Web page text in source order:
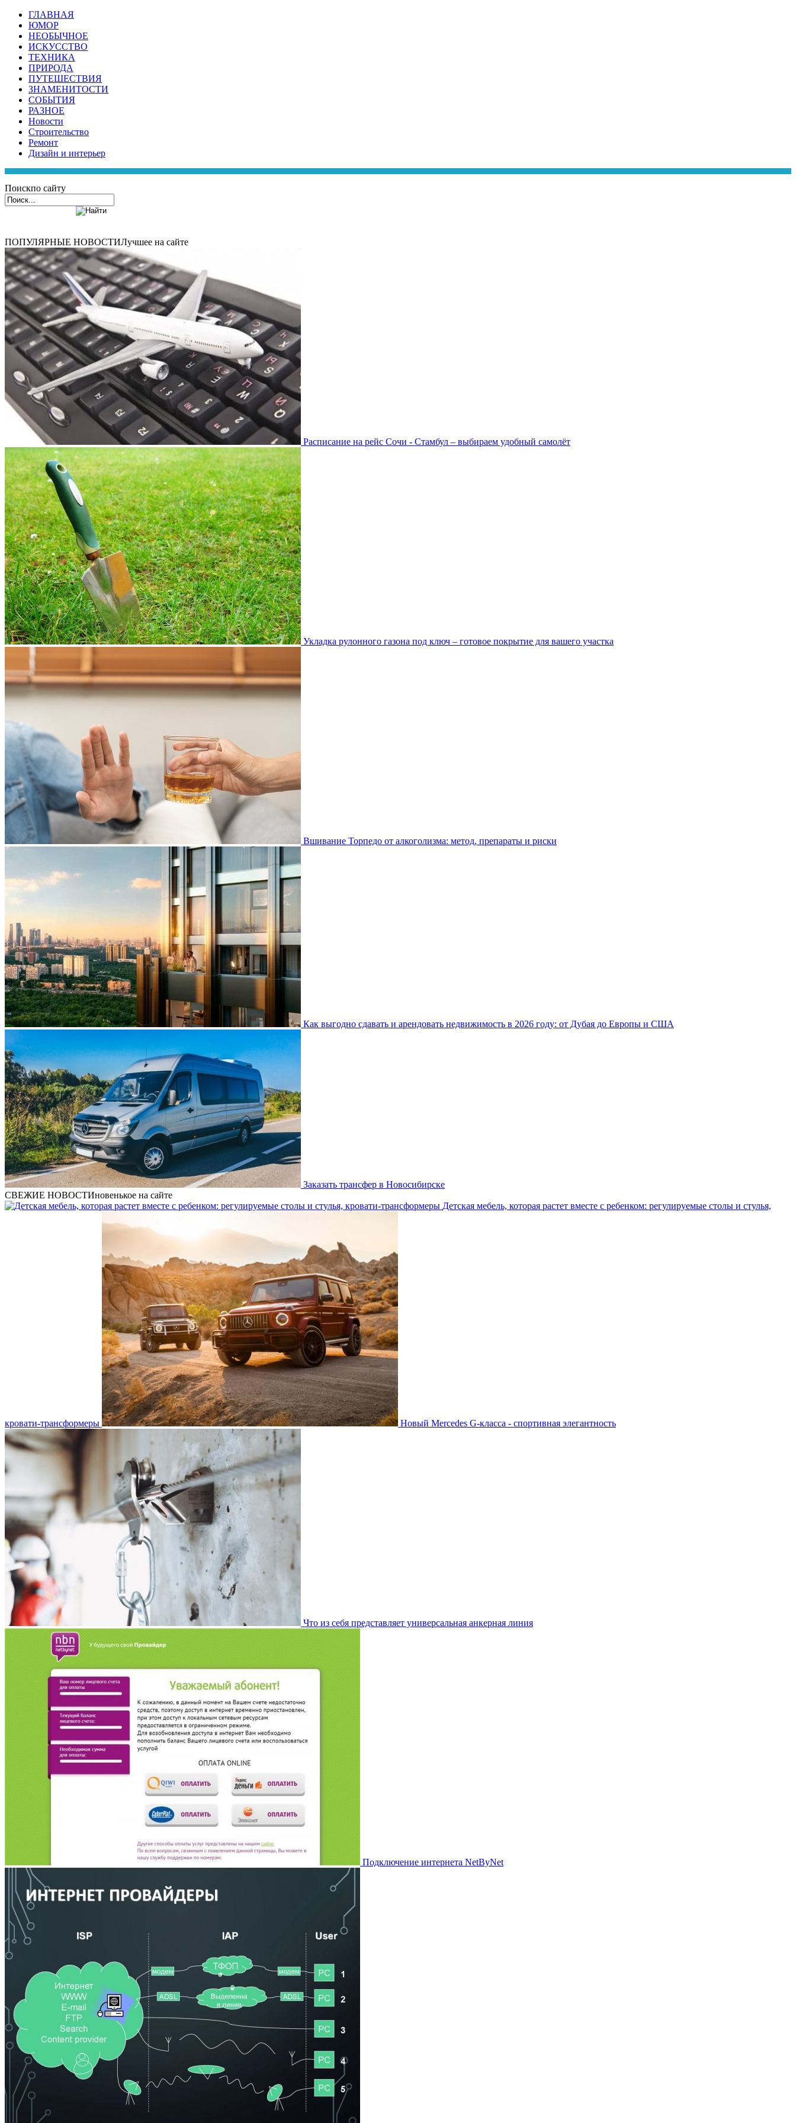
ГЛАВНАЯ
ЮМОР
НЕОБЫЧНОЕ
ИСКУССТВО
ТЕХНИКА
ПРИРОДА
ПУТЕШЕСТВИЯ
ЗНАМЕНИТОСТИ
СОБЫТИЯ
РАЗНОЕ
Новости
Строительство
Ремонт
Дизайн и интерьер
Поискпо сайту
ПОПУЛЯРНЫЕ НОВОСТИЛучшее на сайте
Расписание на рейс Сочи - Стамбул – выбираем удобный самолёт
Укладка рулонного газона под ключ – готовое покрытие для вашего участка
Вшивание Торпедо от алкоголизма: метод, препараты и риски
Как выгодно сдавать и арендовать недвижимость в 2026 году: от Дубая до Европы и США
Заказать трансфер в Новосибирске
СВЕЖИЕ НОВОСТИновенькое на сайте
Детская мебель, которая растет вместе с ребенком: регулируемые столы и стулья,
кровати-трансформеры Новый Mercedes G-класса - спортивная элегантность
Что из себя представляет универсальная анкерная линия
Подключение интернета NetByNet